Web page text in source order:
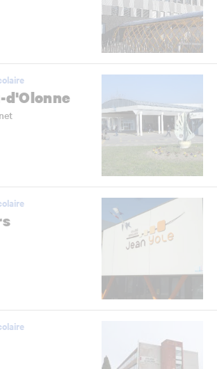
d'Olonne